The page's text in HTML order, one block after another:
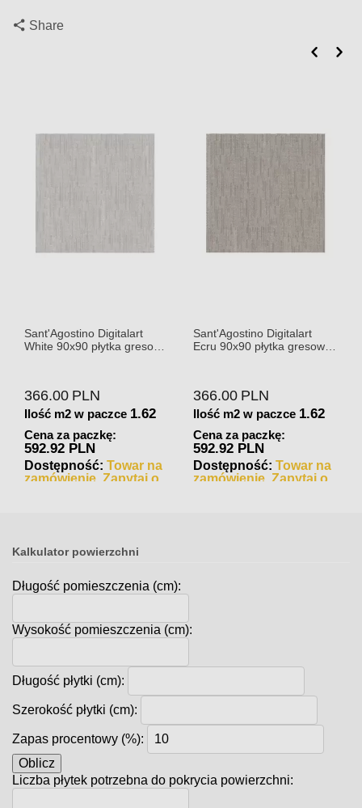
Share
Sant'Agostino Digitalart
White 90x90 płytka gresowa
366.00 PLN
Ilość m2 w paczce 1.62
Cena za paczkę:
592.92 PLN
Dostępność: Towar na
zamówienie. Zapytaj o
Sant'Agostino Digitalart
Ecru 90x90 płytka gresowa
366.00 PLN
Ilość m2 w paczce 1.62
Cena za paczkę:
592.92 PLN
Dostępność: Towar na
zamówienie. Zapytaj o
Kalkulator powierzchni
Długość pomieszczenia (cm):
Wysokość pomieszczenia (cm):
Długość płytki (cm):
Szerokość płytki (cm):
Zapas procentowy (%):
Oblicz
Liczba płytek potrzebna do pokrycia powierzchni: